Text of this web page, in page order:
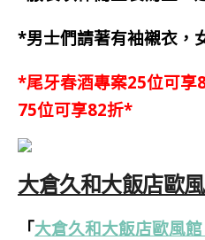
*男士們請著有袖襯衣，
*尾牙春酒專案25位可享
75位可享82折*
大倉久和大飯店歐
「大倉久和大飯店歐風